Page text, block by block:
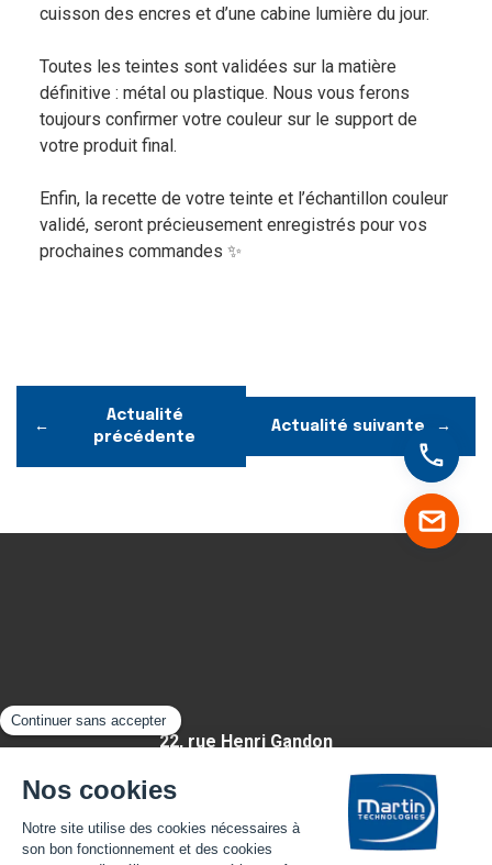
cuisson des encres et d’une cabine lumière du jour.
Toutes les teintes sont validées sur la matière
définitive : métal ou plastique. Nous vous ferons
toujours confirmer votre couleur sur le support de
votre produit final.
Enfin, la recette de votre teinte et l’échantillon couleur
validé, seront précieusement enregistrés pour vos
prochaines commandes ✨
Actualité
précédente
Actualité suivante
22, rue Henri Gandon
Appelez-nous